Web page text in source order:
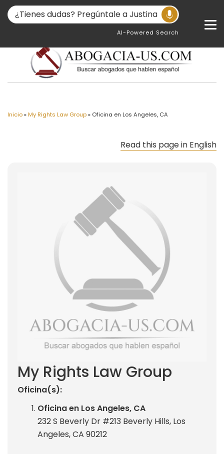
AI-Powered Search
Inicio»My Rights Law Group» Oficina en Los Angeles, CA
Read this page in English
My Rights Law Group
Oficina(s):
Oficina en Los Angeles, CA
232 S Beverly Dr #213 Beverly Hills, Los
Angeles, CA 90212